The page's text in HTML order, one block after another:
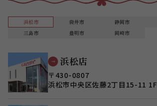
浜松市 袋井市 静岡市
三島市
豊明市 岡崎市
浜松店
〒430-0807
浜松市中央区佐藤2丁目15-11 1F